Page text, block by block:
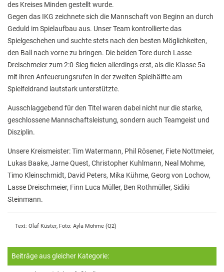
Ziele des Fördervereins
Sitzungen und Protokolle
Neue Fünftklässler*innen
Unsere Schule
Schule digital
Unterricht
Fächer
Unterrichtszeiten
Hausaufgaben
Materiallisten
Lernstand 8
Hausaufgabenbetreuung und Förderung am
des Kreises Minden gestellt wurde.
Gegen das IKG zeichnete sich die Mannschaft von Beginn an durch
Geduld im Spielaufbau aus. Unser Team kontrollierte das
Spielgeschehen und suchte stets nach den besten Möglichkeiten,
den Ball nach vorne zu bringen. Die beiden Tore durch Lasse
Dreischmeier zum 2:0-Sieg fielen allerdings erst, als die Klasse 5a
mit ihren Anfeuerungsrufen in der zweiten Spielhälfte am
Spielfeldrand lautstark unterstützte.
Ausschlaggebend für den Titel waren dabei nicht nur die starke,
geschlossene Mannschaftsleistung, sondern auch Teamgeist und
Disziplin.
Unsere Kreismeister: Tim Watermann, Phil Rösener, Fiete Nottmeier,
Lukas Baake, Jarne Quest, Christopher Kuhlmann, Neal Mohme,
Timo Kleinschmidt, David Peters, Mika Kühme, Georg von Lochow,
Lasse Dreischmeier, Finn Luca Müller, Ben Rothmüller, Sidiki
Steinmann.
Text: Olaf Küster, Foto: Ayla Mohme (Q2)
Beiträge aus gleicher Kategorie: